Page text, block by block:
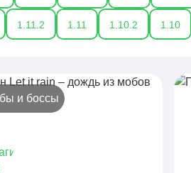
1.11.2 1.11 1.10.2 1.10
и боссы